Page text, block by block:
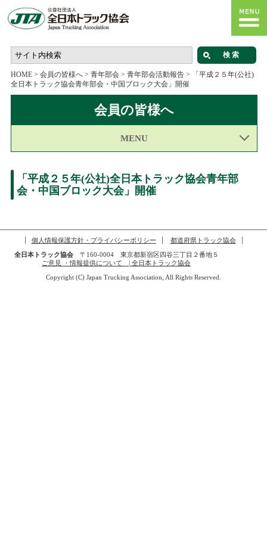
HOME> 会員の皆様へ> 青年部会> 青年部会活動報告>
「平成２５年(公社)
全日本トラック協会青年部会・中国ブロック大会」開催
会員の皆様へ
MENU
「平成２５年(公社)全日本トラック協会青年部
会・中国ブロック大会」開催
個人情報保護方針・プライバシーポリシー
都道府県トラック協会
全日本トラック協会〒160-0004 東京都新宿区四谷三丁目２番地５
ご意見 ・情報提供について | 全日本トラック協会
Copyright (C) Japan Trucking Association, All Rights Reserved.